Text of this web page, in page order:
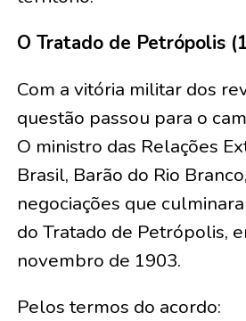
O Tratado de Petrópolis
Com a vitória militar dos
questão passou para o
O ministro das Relações
Brasil, Barão do Rio
negociações que
do Tratado de Petrópolis,
novembro de 1903.
Pelos termos do acordo: